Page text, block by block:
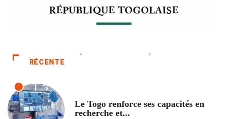
RÉCENTE
1
Le Togo renforce ses capacités en
recherche et...